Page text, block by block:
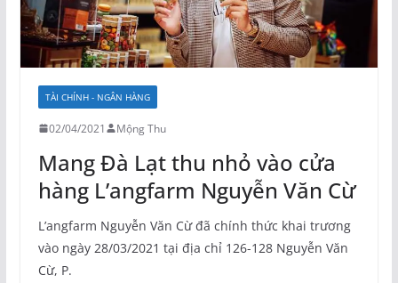
TÀI CHÍNH - NGÂN HÀNG
02/04/2021 Mộng Thu
Mang Đà Lạt thu nhỏ vào cửa
hàng L’angfarm Nguyễn Văn Cừ
L’angfarm Nguyễn Văn Cừ đã chính thức khai trương
vào ngày 28/03/2021 tại địa chỉ 126-128 Nguyễn Văn
Cừ, P.